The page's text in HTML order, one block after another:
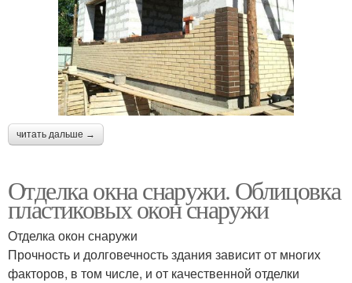
читать дальше →
Отделка окна снаружи. Облицовка
пластиковых окон снаружи
Отделка окон снаружи
Прочность и долговечность здания зависит от многих
факторов, в том числе, и от качественной отделки